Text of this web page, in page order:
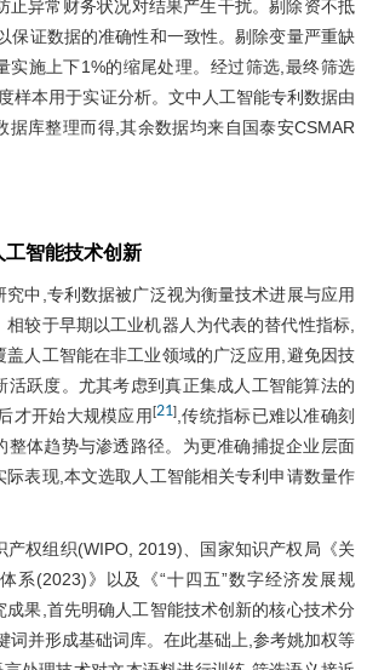
止异常财务状况对结果产生干扰。剔除资不抵
保证数据的准确性和一致性。剔除变量严重缺
实施上下1%的缩尾处理。经过筛选,最终筛选
样本用于实证分析。文中人工智能专利数据由
据库整理而得,其余数据均来自国泰安CSMAR
工智能技术创新
中,专利数据被广泛视为衡量技术进展与应用
较于早期以工业机器人为代表的替代性指标,
盖人工智能在非工业领域的广泛应用,避免因技
活跃度。尤其考虑到真正集成人工智能算法的
才开始大规模应用[21] ,传统指标已难以准确刻
整体趋势与渗透路径。为更准确捕捉企业层面
际表现,本文选取人工智能相关专利申请数量作
产权组织(WIPO, 2019)、国家知识产权局《关
系(2023)》以及《“十四五”数字经济发展规
成果,首先明确人工智能技术创新的核心技术分
词并形成基础词库。在此基础上,参考姚加权等